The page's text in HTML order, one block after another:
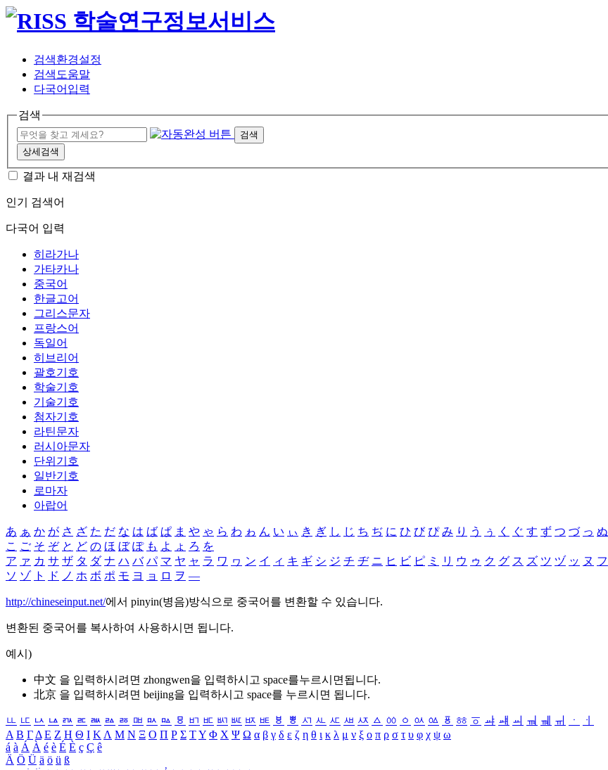
검색환경설정
검색도움말
다국어입력
검색
검색
상세검색
결과 내 재검색
인기 검색어
다국어 입력
히라가나
가타카나
중국어
한글고어
그리스문자
프랑스어
독일어
히브리어
괄호기호
학술기호
기술기호
첨자기호
라틴문자
러시아문자
단위기호
일반기호
로마자
아랍어
あ ぁ か が さ ざ た だ な は ば ぱ ま や ゃ ら わ ゎ ん い ぃ き ぎ し じ ち ぢ に ひ び ぴ み り う ぅ く ぐ す ず つ づ っ ぬ
こ ご そ ぞ と ど の ほ ぼ ぽ も よ ょ ろ を
ア ァ カ サ ザ タ ダ ナ ハ バ パ マ ヤ ャ ラ ワ ヮ ン イ ィ キ ギ シ ジ チ ヂ ニ ヒ ビ ピ ミ リ ウ ゥ ク グ ス ズ ツ ヅ ッ ヌ フ
ソ ゾ ト ド ノ ホ ボ ポ モ ヨ ョ ロ ヲ ―
http://chineseinput.net/에서 pinyin(병음)방식으로 중국어를 변환할 수 있습니다.
변환된 중국어를 복사하여 사용하시면 됩니다.
예시)
中文 을 입력하시려면 zhongwen을 입력하시고 space를누르시면됩니다.
北京 을 입력하시려면 beijing을 입력하시고 space를 누르시면 됩니다.
ㅥ ㅦ ㅧ ㅨ ㅩ ㅪ ㅫ ㅬ ㅭ ㅮ ㅯ ㅰ ㅱ ㅲ ㅳ ㅴ ㅵ ㅶ ㅷ ㅸ ㅹ ㅺ ㅻ ㅼ ㅽ ㅾ ㅿ ㆀ ㆁ ㆂ ㆃ ㆄ ㆅ ㆆ ㆇ ㆈ ㆉ ㆊ ㆋ ㆌ ㆍ
ㆎ
Α Β ΓΔ Ε Ζ Η Θ Ι ΚΛ Μ Ν Ξ Ο Π Ρ Σ ΤΥ Φ Χ Ψ Ω α β γ δ ε ζ η θ ι κ λ μ ν ξ ο π ρ σ τ υ φ χ ψ ω
á à Á À é è É È ç Ç ê
Ä Ö Ü ä ö ü ß